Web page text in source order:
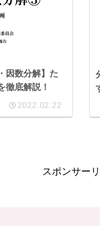
因数分解】た
徹底解説！
2022.02.22
スポンサー